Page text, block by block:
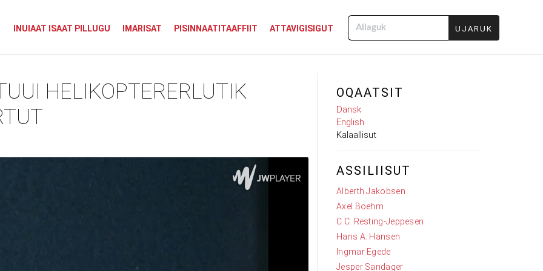
INUIAAT ISAAT PILLUGU IMARISAT PISINNAATITAAFFIIT ATTAVIGISIGUT Allaguk
HELIKOPTERERLUTIK
OQAATSIT
Dansk
English
Kalaallisut
ASSILIISUT
Alberth Jakobsen
Axel Boehm
C.C. Resting-Jeppesen
Hans A. Hansen
Ingmar Egede
Jesper Sandager